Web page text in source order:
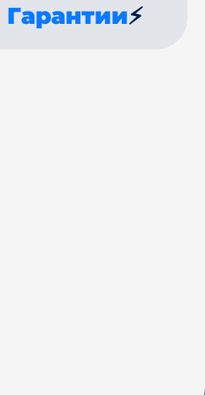
Гарантии⚡